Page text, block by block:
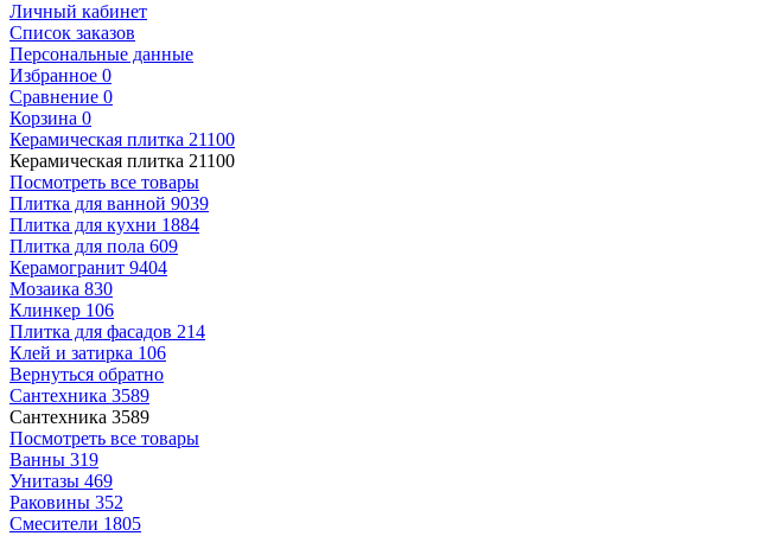
Личный кабинет
Список заказов
Персональные данные
Избранное 0
Сравнение 0
Корзина 0
Керамическая плитка 21100
Керамическая плитка 21100
Посмотреть все товары
Плитка для ванной 9039
Плитка для кухни 1884
Плитка для пола 609
Керамогранит 9404
Мозаика 830
Клинкер 106
Плитка для фасадов 214
Клей и затирка 106
Вернуться обратно
Сантехника 3589
Сантехника 3589
Посмотреть все товары
Ванны 319
Унитазы 469
Раковины 352
Смесители 1805